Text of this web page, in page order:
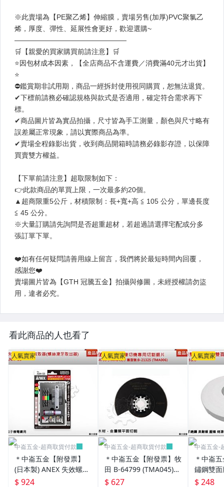
看此商品的人也看了
人氣賣家
中崙五金-超商取貨付款
＊中崙五金【附發票】
(日本製) ANEX 失效螺絲
拆卸拔取器 ANH-S3 (螺
$ 924
人氣賣家
中崙五金-超商取貨付款
＊中崙五金【附發票】牧
田 B-64799 (TMA045)磨
切機專用刀片 複合金屬
$ 627
人氣賣家
中崙五金-
＊中崙
鏽鋼雙
美耐板
$ 248